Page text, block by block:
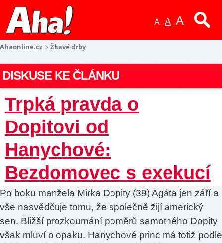
A A A
Ahaonline.cz Žhavé drby
DISKUSE KE ČLÁNKU
Trpká pravda o
Dopitovi od
Hanychové:
Bezdomovec s exekucí
Po boku manžela Mirka Dopity (39) Agáta jen září a
vše nasvědčuje tomu, že společně žijí americký
sen. Bližší prozkoumání poměrů samotného Dopity
však mluví o opaku. Hanychové princ má totiž podle